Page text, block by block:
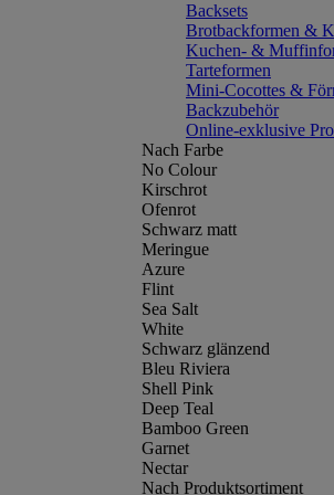
Backsets
Brotbackformen &
Kuchen- &
Tarteformen
Mini-Cocottes &
Backzubehör
Online-exklusive
Nach Farbe
No Colour
Kirschrot
Ofenrot
Schwarz matt
Meringue
Azure
Flint
Sea Salt
White
Schwarz glänzend
Bleu Riviera
Shell Pink
Deep Teal
Bamboo Green
Garnet
Nectar
Nach Produktsortiment